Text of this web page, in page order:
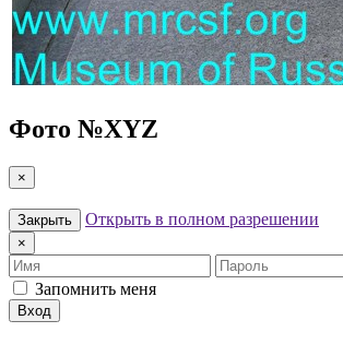
Фото №XYZ
×
Закрыть Открыть в полном разрешении
×
Имя
Пароль
Запомнить меня
Вход